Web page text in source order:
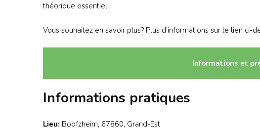
théorique essentiel.
Vous souhaitez en savoir plus? Plus d’informations sur le lien ci-
Informations et
Informations pratiques
Lieu: Boofzheim, 67860, Grand-Est